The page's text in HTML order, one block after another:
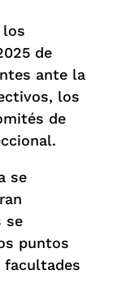
los
de
ante la
los
de
se
se
puntos
facultades